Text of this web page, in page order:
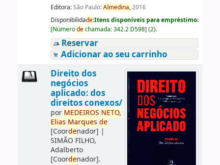
Editora:São Paulo:Almedina,2016
Disponibilidade:Itens disponíveis para empréstimo:
[Númerodechamada:342.2 D598] (2).
Reservar
Adicionar ao seu carrinho
Direito dos
negócios
aplicado: dos
direitos conexos/
por MEDEIROS NETO,
Elias Marques de
[Coordenador] |
SIMÃO FILHO,
Adalberto
[Coordenador].